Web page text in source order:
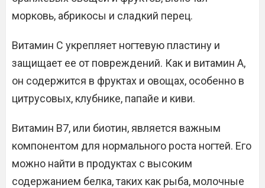
морковь, абрикосы и сладкий перец.
Витамин C укрепляет ногтевую пластину и
защищает ее от повреждений. Как и витамин А,
он содержится в фруктах и овощах, особенно в
цитрусовых, клубнике, папайе и киви.
Витамин В7, или биотин, является важным
компонентом для нормального роста ногтей. Его
можно найти в продуктах с высоким
содержанием белка, таких как рыба, молочные